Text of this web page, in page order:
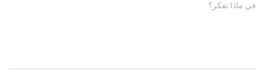
في ماذا تفكر؟